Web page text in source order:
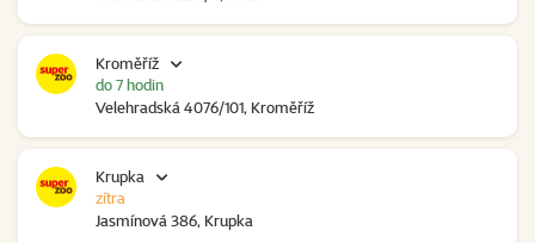
Kroměříž
Velehradská 4076/101, Kroměříž
do 7 hodin
Krupka
Jasmínová 386, Krupka
zítra